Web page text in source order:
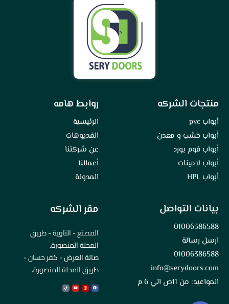
منتجات الشركه
أبواب pvc
أبواب خشب و معدن
أبواب فوم بورد
أبواب لامينات
أبواب HPL
روابط هامه
الرئيسية
الفديوهات
عن شركتنا
أعمالنا
المدونة
بيانات التواصل
01006386588
ارسل رسالة
01006386588
info@serydoors.com
المواعيد: من 11ص الي 6 م
مقر الشركه
المصنع - الناوية - طريق
المحلة المنصورة.
صالة العرض - كفر حسان -
طريق المحلة المنصورة.
Facebook
Instagram
Youtube
Tiktok